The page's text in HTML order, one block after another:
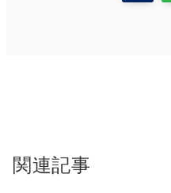
関連記事